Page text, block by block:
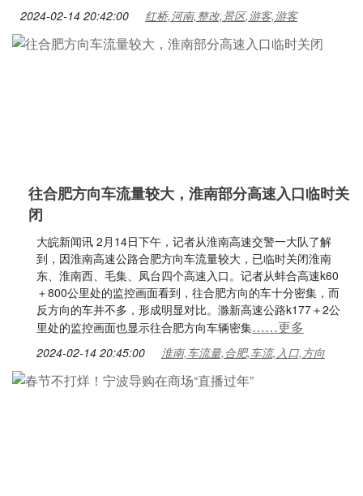
2024-02-14 20:42:00 红桥,河南,整改,景区,游客,游客
往合肥方向车流量较大，淮南部分高速入口临时关
闭
大皖新闻讯 2月14日下午，记者从淮南高速交警一大队了解
到，因淮南高速公路合肥方向车流量较大，已临时关闭淮南
东、淮南西、毛集、凤台四个高速入口。记者从蚌合高速k60
＋800公里处的监控画面看到，往合肥方向的车十分密集，而
反方向的车并不多，形成明显对比。滁新高速公路k177＋2公
里处的监控画面也显示往合肥方向车辆密集……更多
2024-02-14 20:45:00 淮南,车流量,合肥,车流,入口,方向